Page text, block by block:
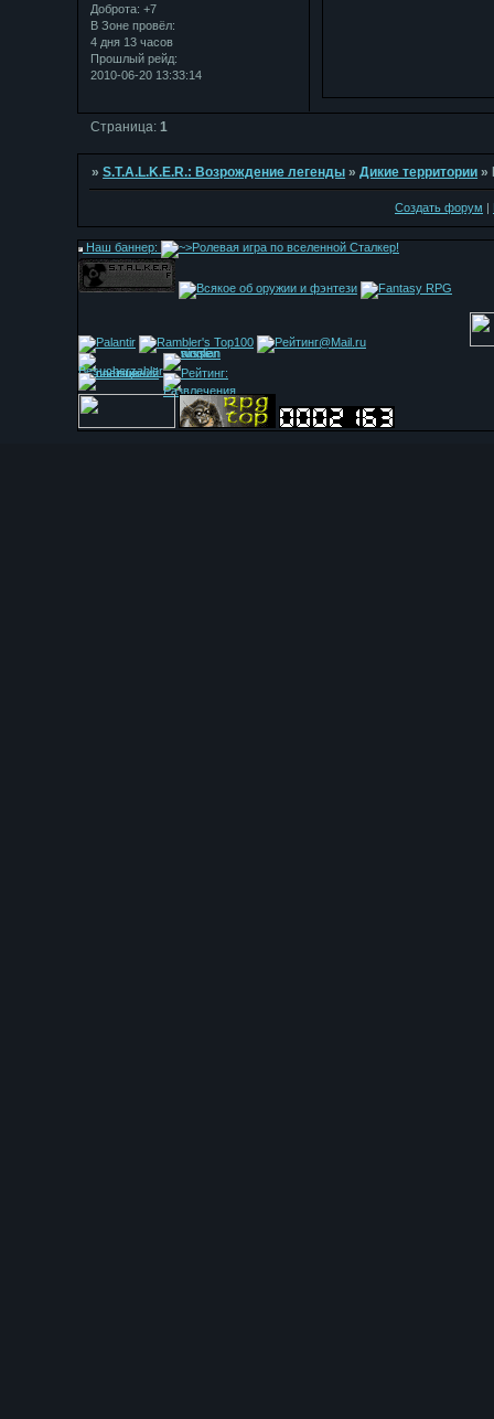
Доброта: +7
В Зоне провёл:
4 дня 13 часов
Прошлый рейд:
2010-06-20 13:33:14
Страница: 1
»S.T.A.L.K.E.R.: Возрождение легенды »Дикие территории »
Создать форум |
Наш баннер: